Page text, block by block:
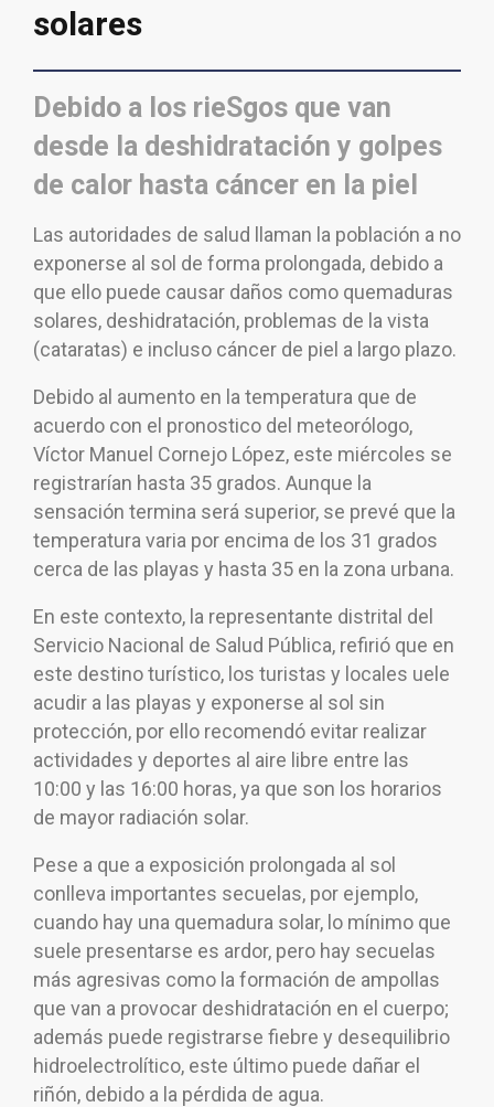
solares
Debido a los rieSgos que van
desde la deshidratación y golpes
de calor hasta cáncer en la piel
Las autoridades de salud llaman la población a no
exponerse al sol de forma prolongada, debido a
que ello puede causar daños como quemaduras
solares, deshidratación, problemas de la vista
(cataratas) e incluso cáncer de piel a largo plazo.
Debido al aumento en la temperatura que de
acuerdo con el pronostico del meteorólogo,
Víctor Manuel Cornejo López, este miércoles se
registrarían hasta 35 grados. Aunque la
sensación termina será superior, se prevé que la
temperatura varia por encima de los 31 grados
cerca de las playas y hasta 35 en la zona urbana.
En este contexto, la representante distrital del
Servicio Nacional de Salud Pública, refirió que en
este destino turístico, los turistas y locales uele
acudir a las playas y exponerse al sol sin
protección, por ello recomendó evitar realizar
actividades y deportes al aire libre entre las
10:00 y las 16:00 horas, ya que son los horarios
de mayor radiación solar.
Pese a que a exposición prolongada al sol
conlleva importantes secuelas, por ejemplo,
cuando hay una quemadura solar, lo mínimo que
suele presentarse es ardor, pero hay secuelas
más agresivas como la formación de ampollas
que van a provocar deshidratación en el cuerpo;
además puede registrarse fiebre y desequilibrio
hidroelectrolítico, este último puede dañar el
riñón, debido a la pérdida de agua.